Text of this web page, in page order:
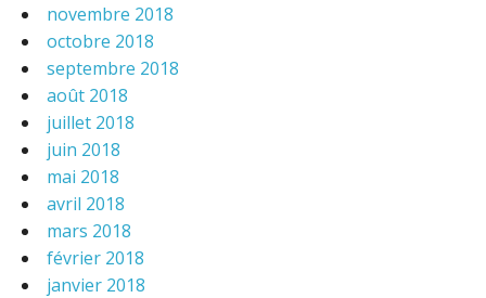
novembre 2018
octobre 2018
septembre 2018
août 2018
juillet 2018
juin 2018
mai 2018
avril 2018
mars 2018
février 2018
janvier 2018